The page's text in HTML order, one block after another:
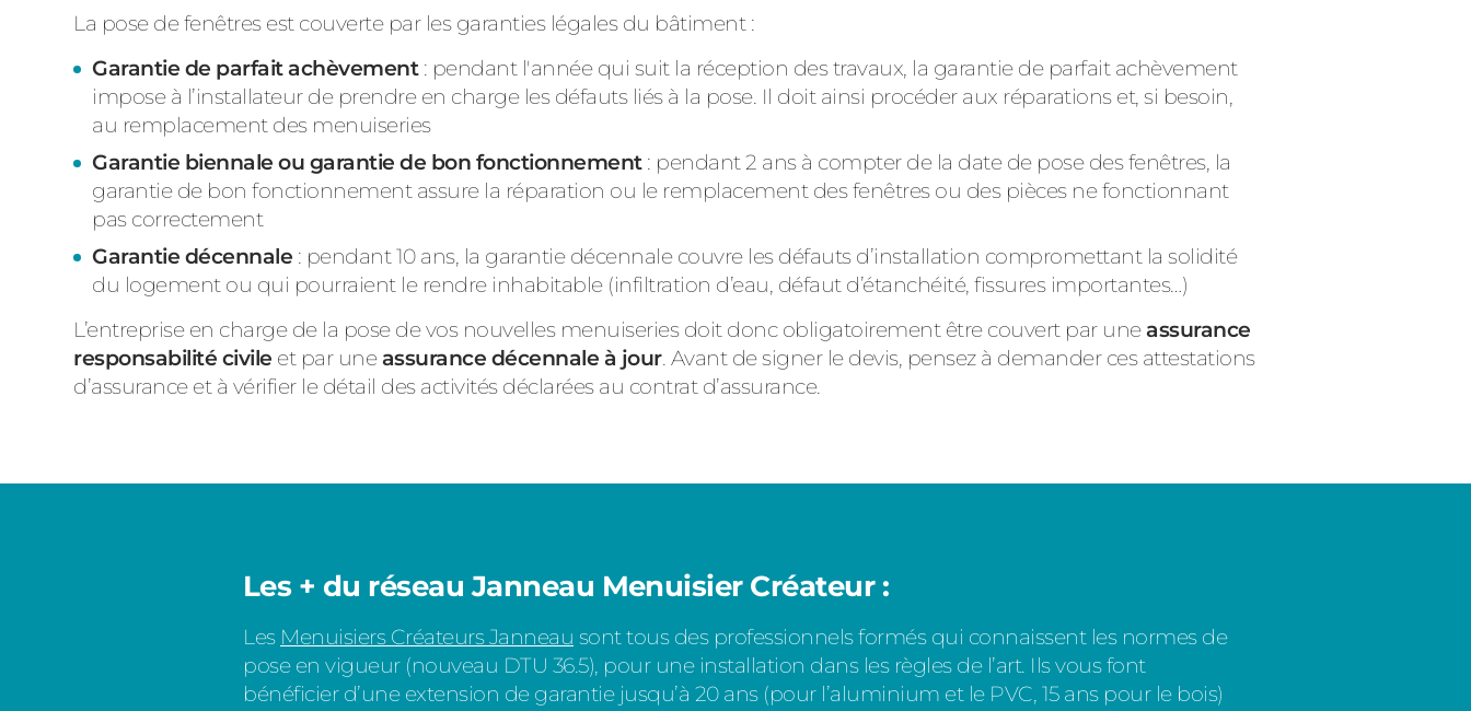
La pose de fenêtres est couverte par les garanties légales du bâtiment :
Garantie de parfait achèvement: pendant l'année qui suit la réception des travaux, la garantie de parfait achèvement
impose à l’installateur de prendre en charge les défauts liés à la pose. Il doit ainsi procéder aux réparations et, si besoin,
au remplacement des menuiseries
Garantie biennale ou garantie de bon fonctionnement : pendant 2 ans à compter de la date de pose des fenêtres, la
garantie de bon fonctionnement assure la réparation ou le remplacement des fenêtres ou des pièces ne fonctionnant
pas correctement
Garantie décennale : pendant 10 ans, la garantie décennale couvre les défauts d’installation compromettant la solidité
du logement ou qui pourraient le rendre inhabitable (infiltration d’eau, défaut d’étanchéité, fissures importantes…)
L’entreprise en charge de la pose de vos nouvelles menuiseries doit donc obligatoirement être couvert par une assurance
responsabilité civile et par une assurance décennale à jour. Avant de signer le devis, pensez à demander ces attestations
d’assurance et à vérifier le détail des activités déclarées au contrat d’assurance.
Les + du réseau Janneau Menuisier Créateur :
Les Menuisiers Créateurs Janneau sont tous des professionnels formés qui connaissent les normes de
pose en vigueur (nouveau DTU 36.5), pour une installation dans les règles de l’art. Ils vous font
bénéficier d’une extension de garantie jusqu’à 20 ans (pour l’aluminium et le PVC, 15 ans pour le bois)